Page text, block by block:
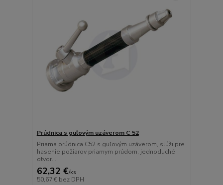
Prúdnica s guľovým uzáverom C 52
Priama prúdnica C52 s guľovým uzáverom, slúži pre
hasenie požiarov priamym prúdom, jednoduché
otvor...
62,32 €/ks
50,67 € bez DPH